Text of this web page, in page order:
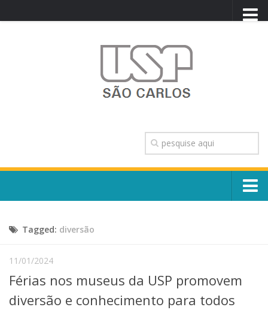
TRANSPARÊNCIA
OUVIDORIA
CONTATO
Escola, Institutos e Órgãos
Núcleos e Comissões
Telefones e Mapas
Pessoas
Tagged: diversão
11/01/2024
Férias nos museus da USP promovem
diversão e conhecimento para todos